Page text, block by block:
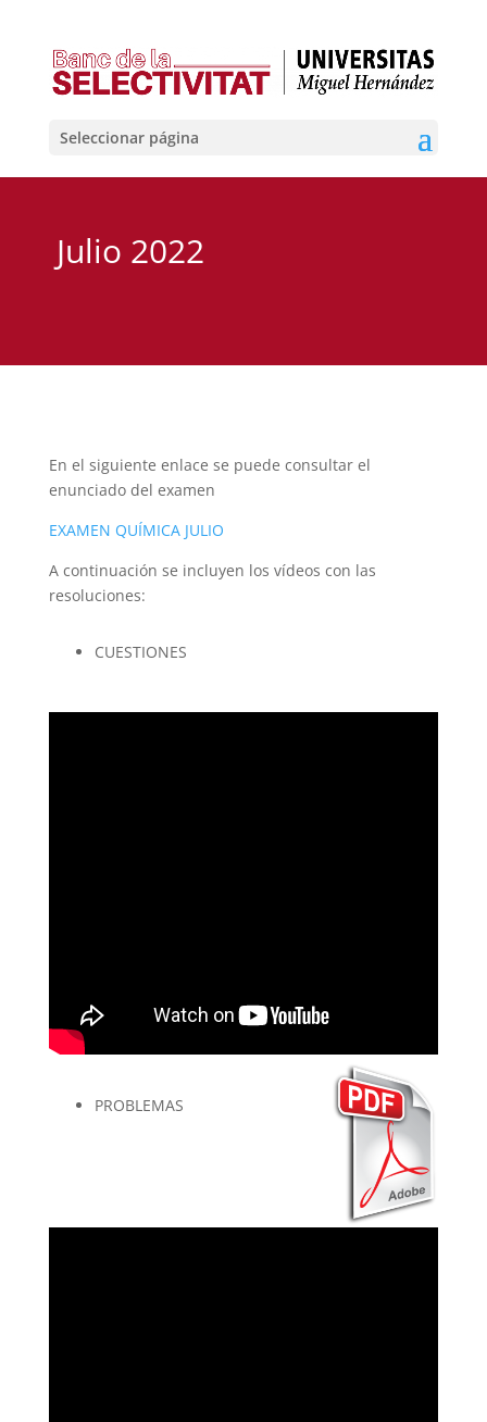
Seleccionar página
Julio 2022
En el siguiente enlace se puede consultar el
enunciado del examen
EXAMEN QUÍMICA JULIO
A continuación se incluyen los vídeos con las
resoluciones:
CUESTIONES
PROBLEMAS